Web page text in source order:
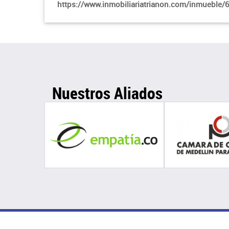
https://www.inmobiliariatrianon.com/inmueble/
Nuestros Aliados